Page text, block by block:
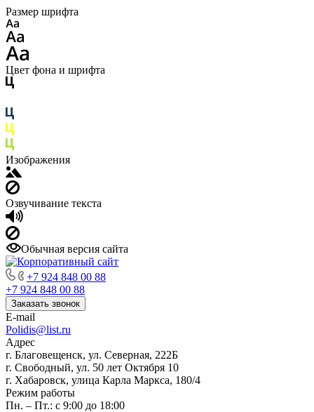
Размер шрифта
Цвет фона и шрифта
Изображения
Озвучивание текста
Обычная версия сайта
+7 924 848 00 88
+7 924 848 00 88
Заказать звонок
E-mail
Polidis@list.ru
Адрес
г. Благовещенск, ул. Северная, 222Б
г. Свободный, ул. 50 лет Октября 10
г. Хабаровск, улица Карла Маркса, 180/4
Режим работы
Пн. – Пт.: с 9:00 до 18:00